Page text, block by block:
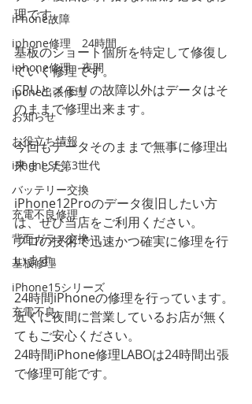
iPhone故障
iphone修理 24時間
iphone修理 夜間
ipone出張修理
お知らせ
お役立ち情報
iPhoneSE第3世代
バッテリー交換
充電不良修理
背面ガラス交換
基板修理
iPhone15シリーズ
充電不良
理です。
基板のショート個所を特定して修復し
ていく修理です。
CPUとメモリの故障以外はデータはそ
のままで修理出来ます。
今回もデータそのままで無事に修理出
来ました。
iPhone12Proのデータ復旧したい方
は、ぜひ当店をご利用ください。
プロの技術で迅速かつ確実に修理を行
います。
24時間iPhoneの修理を行っています。
近くに夜間に営業しているお店が無く
てもご安心ください。
24時間iPhone修理LABOは24時間出張
で修理可能です。